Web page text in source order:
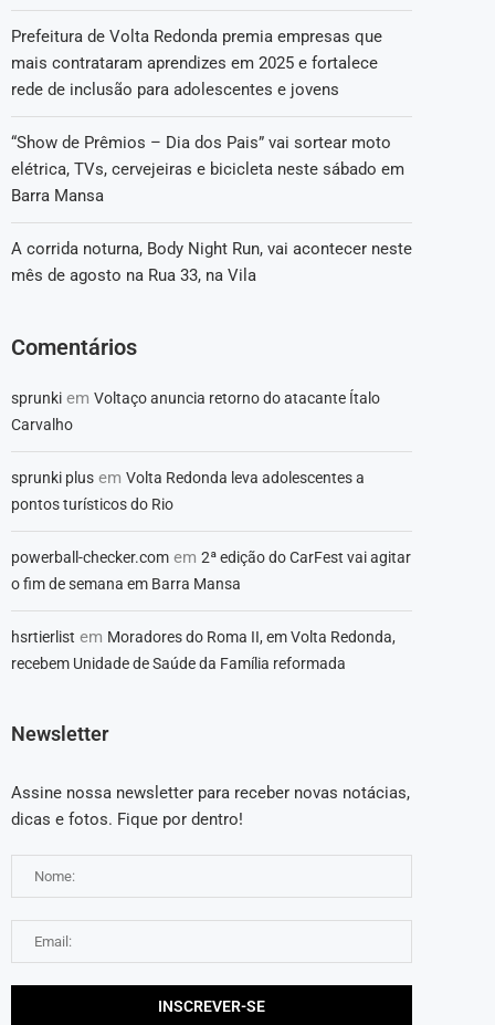
Prefeitura de Volta Redonda premia empresas que
mais contrataram aprendizes em 2025 e fortalece
rede de inclusão para adolescentes e jovens
“Show de Prêmios – Dia dos Pais” vai sortear moto
elétrica, TVs, cervejeiras e bicicleta neste sábado em
Barra Mansa
A corrida noturna, Body Night Run, vai acontecer neste
mês de agosto na Rua 33, na Vila
Comentários
sprunki em Voltaço anuncia retorno do atacante Ítalo
Carvalho
sprunki plus em Volta Redonda leva adolescentes a
pontos turísticos do Rio
powerball-checker.com em 2ª edição do CarFest vai agitar
o fim de semana em Barra Mansa
hsrtierlist em Moradores do Roma II, em Volta Redonda,
recebem Unidade de Saúde da Família reformada
Newsletter
Assine nossa newsletter para receber novas notácias,
dicas e fotos. Fique por dentro!